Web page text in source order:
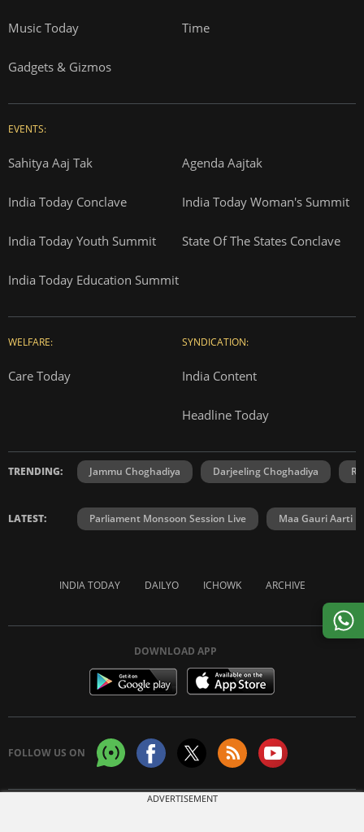
Music Today Time
Gadgets & Gizmos
EVENTS:
Sahitya Aaj Tak Agenda Aajtak
India Today Conclave India Today Woman's Summit
India Today Youth Summit State Of The States Conclave
India Today Education Summit
WELFARE:
Care Today
SYNDICATION:
India Content
Headline Today
TRENDING: Jammu Choghadiya Darjeeling Choghadiya
LATEST: Parliament Monsoon Session Live Maa Gauri Aarti
INDIA TODAY DAILYO ICHOWK ARCHIVE
DOWNLOAD APP
FOLLOW US ON
ADVERTISEMENT